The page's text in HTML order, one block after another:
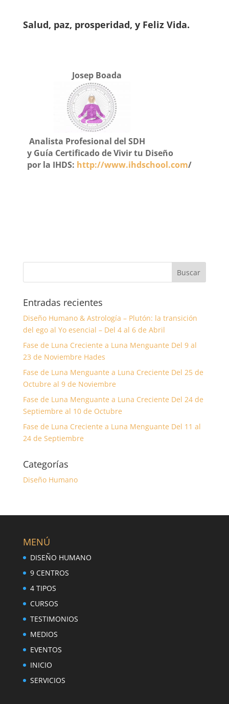
Salud, paz, prosperidad, y Feliz Vida.
Josep Boada
Analista Profesional del SDH
y Guía Certificado de Vivir tu Diseño
por la IHDS: http://www.ihdschool.com/
Entradas recientes
Diseño Humano & Astrología – Plutón: la transición
del ego al Yo esencial – Del 4 al 6 de Abril
Fase de Luna Creciente a Luna Menguante Del 9 al
23 de Noviembre Hades
Fase de Luna Menguante a Luna Creciente Del 25 de
Octubre al 9 de Noviembre
Fase de Luna Menguante a Luna Creciente Del 24 de
Septiembre al 10 de Octubre
Fase de Luna Creciente a Luna Menguante Del 11 al
24 de Septiembre
Categorías
Diseño Humano
MENÚ
DISEÑO HUMANO
9 CENTROS
4 TIPOS
CURSOS
TESTIMONIOS
MEDIOS
EVENTOS
INICIO
SERVICIOS